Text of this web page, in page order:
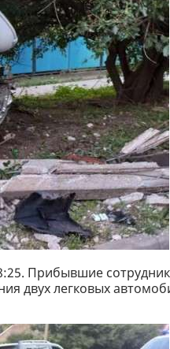
Прибывшие
двух легковых